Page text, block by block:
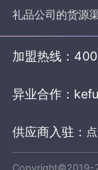
礼品公司的货源
加盟热线：
异业合作：
供应商入驻：